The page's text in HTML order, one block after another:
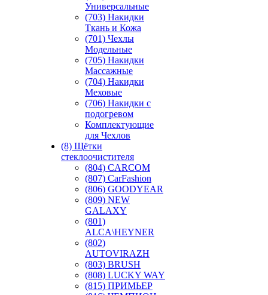
Универсальные
(703) Накидки
Ткань и Кожа
(701) Чехлы
Модельные
(705) Накидки
Массажные
(704) Накидки
Меховые
(706) Накидки с
подогревом
Комплектующие
для Чехлов
(8) Щётки
стеклоочистителя
(804) CARCOM
(807) CarFashion
(806) GOODYEAR
(809) NEW
GALAXY
(801)
ALCA\HEYNER
(802)
AUTOVIRAZH
(803) BRUSH
(808) LUCKY WAY
(815) ПРИМЬЕР